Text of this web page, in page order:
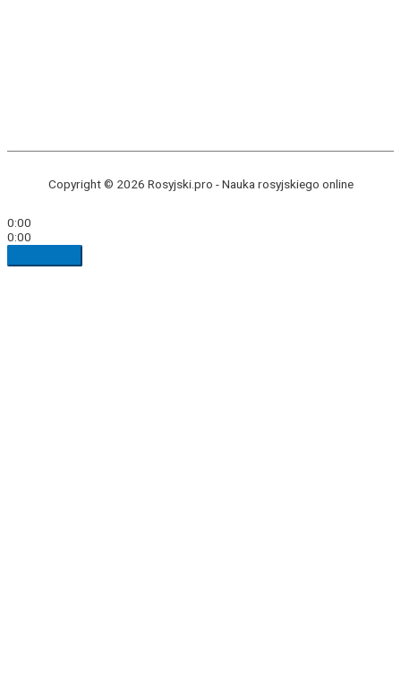
Copyright © 2026 Rosyjski.pro -Nauka rosyjskiego online
0:00
0:00